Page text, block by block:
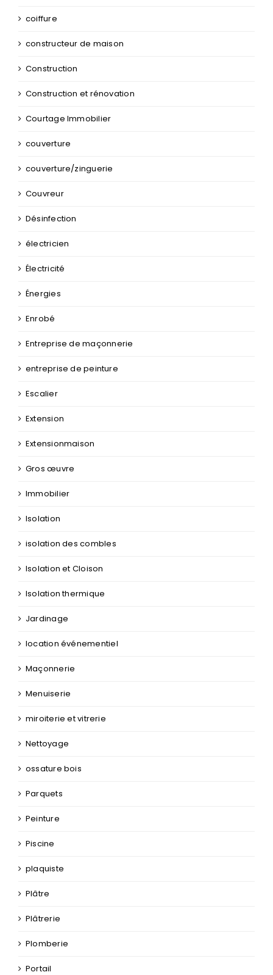
coiffure
constructeur de maison
Construction
Construction et rénovation
Courtage Immobilier
couverture
couverture/zinguerie
Couvreur
Désinfection
électricien
Électricité
Énergies
Enrobé
Entreprise de maçonnerie
entreprise de peinture
Escalier
Extension
Extensionmaison
Gros œuvre
Immobilier
Isolation
isolation des combles
Isolation et Cloison
Isolation thermique
Jardinage
location événementiel
Maçonnerie
Menuiserie
miroiterie et vitrerie
Nettoyage
ossature bois
Parquets
Peinture
Piscine
plaquiste
Plâtre
Plâtrerie
Plomberie
Portail